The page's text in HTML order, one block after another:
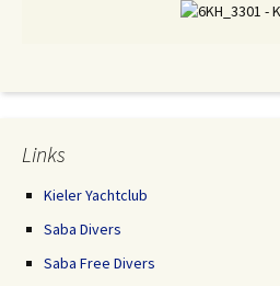
Links
Kieler Yachtclub
Saba Divers
Saba Free Divers